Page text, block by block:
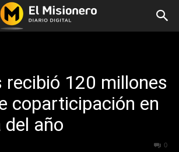
recibió 120 millones
coparticipación en
del año
0